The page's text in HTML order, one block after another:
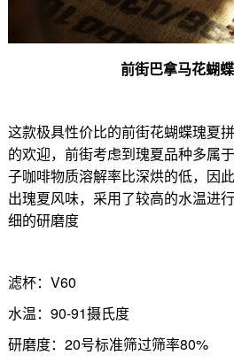
前街巴拿马花蝴
这款极具性价比的前街花蝴蝶瑰夏
的欢迎，前街考虑到瑰夏品种多属
子咖啡物质溶解率比深烘的低，因
出瑰夏风味，采用了较高的水温进
细的研磨度
滤杯：V60
水温：90-91摄氏度
研磨度：20号标准筛过筛率80%